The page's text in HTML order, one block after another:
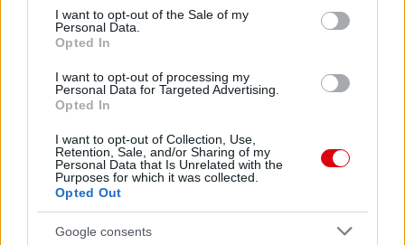
consent section.
I want to opt-out of the Sale of my
Personal Data.
Opted In
I want to opt-out of processing my
Personal Data for Targeted Advertising.
Opted In
I want to opt-out of Collection, Use,
Retention, Sale, and/or Sharing of my
Personal Data that Is Unrelated with the
Purposes for which it was collected.
Opted Out
Google consents
Meccs Center